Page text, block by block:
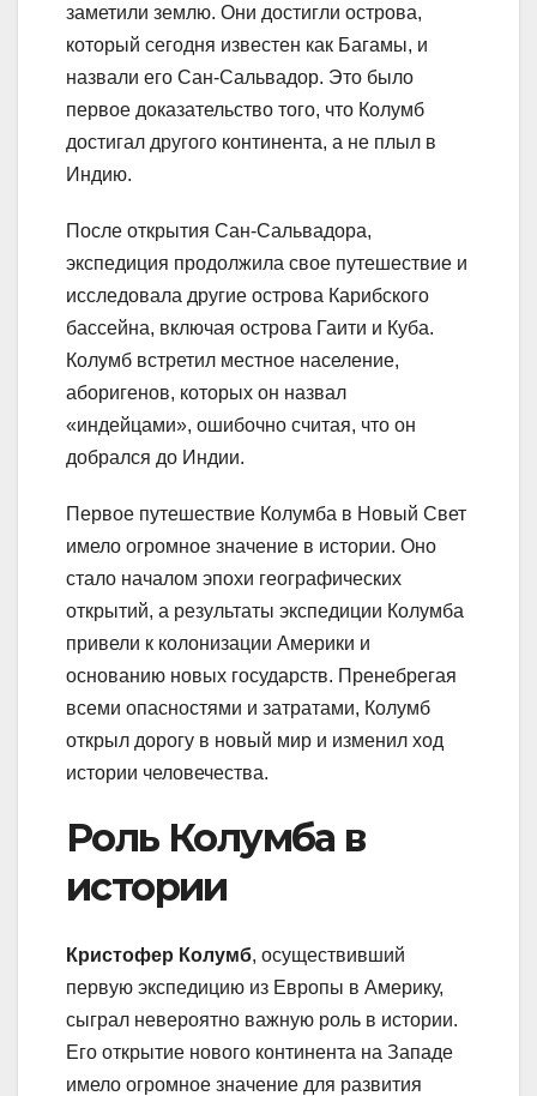
заметили землю. Они достигли острова,
который сегодня известен как Багамы, и
назвали его Сан-Сальвадор. Это было
первое доказательство того, что Колумб
достигал другого континента, а не плыл в
Индию.
После открытия Сан-Сальвадора,
экспедиция продолжила свое путешествие и
исследовала другие острова Карибского
бассейна, включая острова Гаити и Куба.
Колумб встретил местное население,
аборигенов, которых он назвал
«индейцами», ошибочно считая, что он
добрался до Индии.
Первое путешествие Колумба в Новый Свет
имело огромное значение в истории. Оно
стало началом эпохи географических
открытий, а результаты экспедиции Колумба
привели к колонизации Америки и
основанию новых государств. Пренебрегая
всеми опасностями и затратами, Колумб
открыл дорогу в новый мир и изменил ход
истории человечества.
Роль Колумба в
истории
Кристофер Колумб, осуществивший
первую экспедицию из Европы в Америку,
сыграл невероятно важную роль в истории.
Его открытие нового континента на Западе
имело огромное значение для развития